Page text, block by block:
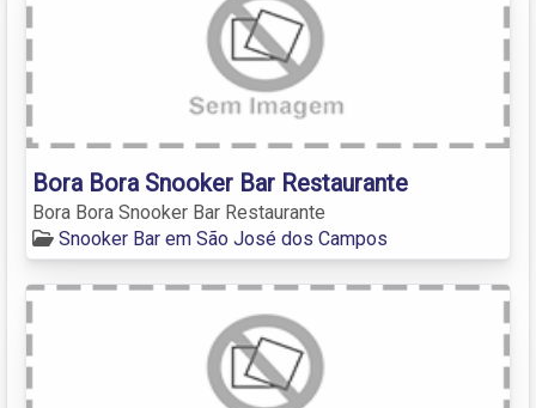
Bora Bora Snooker Bar Restaurante
Bora Bora Snooker Bar Restaurante
Snooker Bar em São José dos Campos